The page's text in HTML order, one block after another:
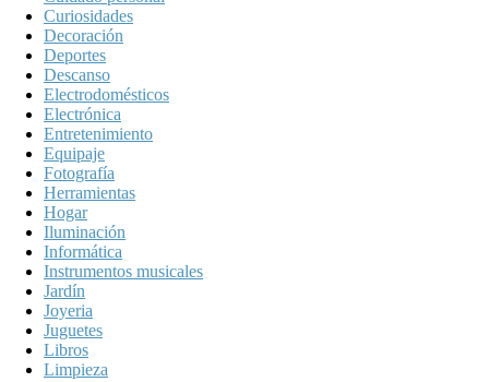
Curiosidades
Decoración
Deportes
Descanso
Electrodomésticos
Electrónica
Entretenimiento
Equipaje
Fotografía
Herramientas
Hogar
Iluminación
Informática
Instrumentos musicales
Jardín
Joyeria
Juguetes
Libros
Limpieza